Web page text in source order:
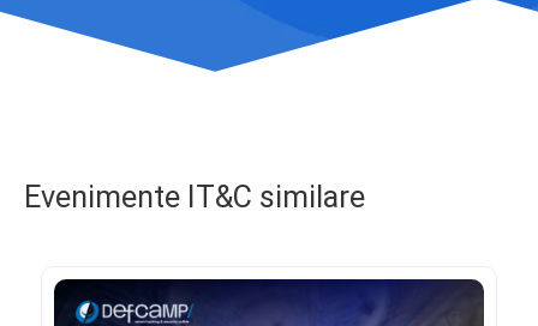
Evenimente IT&C similare